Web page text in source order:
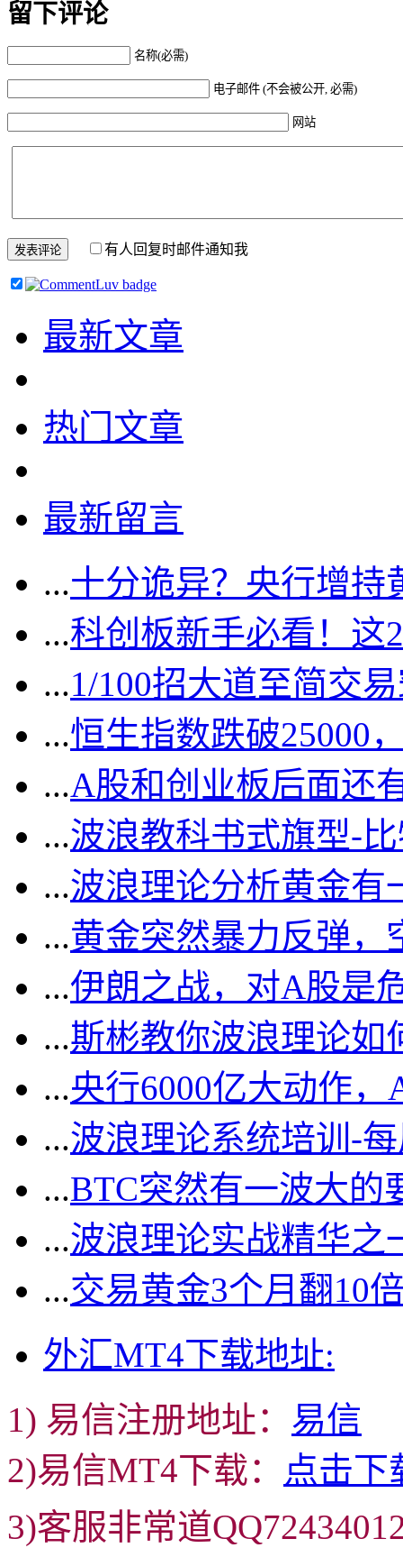
留下评论
名称(必需)
电子邮件 (不会被公开, 必需)
网站
有人回复时邮件通知我
最新文章
热门文章
最新留言
...十分诡异？央行增持
...科创板新手必看！这
...1/100招大道至简交
...恒生指数跌破25000
...A股和创业板后面还
...波浪教科书式旗型-
...波浪理论分析黄金有
...黄金突然暴力反弹，
...伊朗之战，对A股是
...斯彬教你波浪理论如
...央行6000亿大动作
...波浪理论系统培训-
...BTC突然有一波大的
...波浪理论实战精华
...交易黄金3个月翻10
外汇MT4下载地址:
1) 易信注册地址： 易信
2)易信MT4下载： 点击下
3)客服非常道